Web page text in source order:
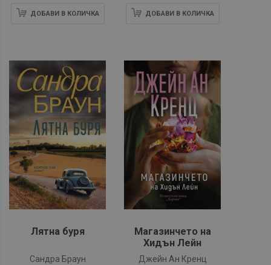
ДОБАВИ В КОЛИЧКА ДОБАВИ В КОЛИЧКА
Лятна буря
Сандра Браун
Магазинчето на
Хидън Лейн
Джейн Ан Кренц